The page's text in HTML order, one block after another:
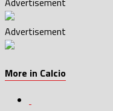
Advertisement
More in Calcio